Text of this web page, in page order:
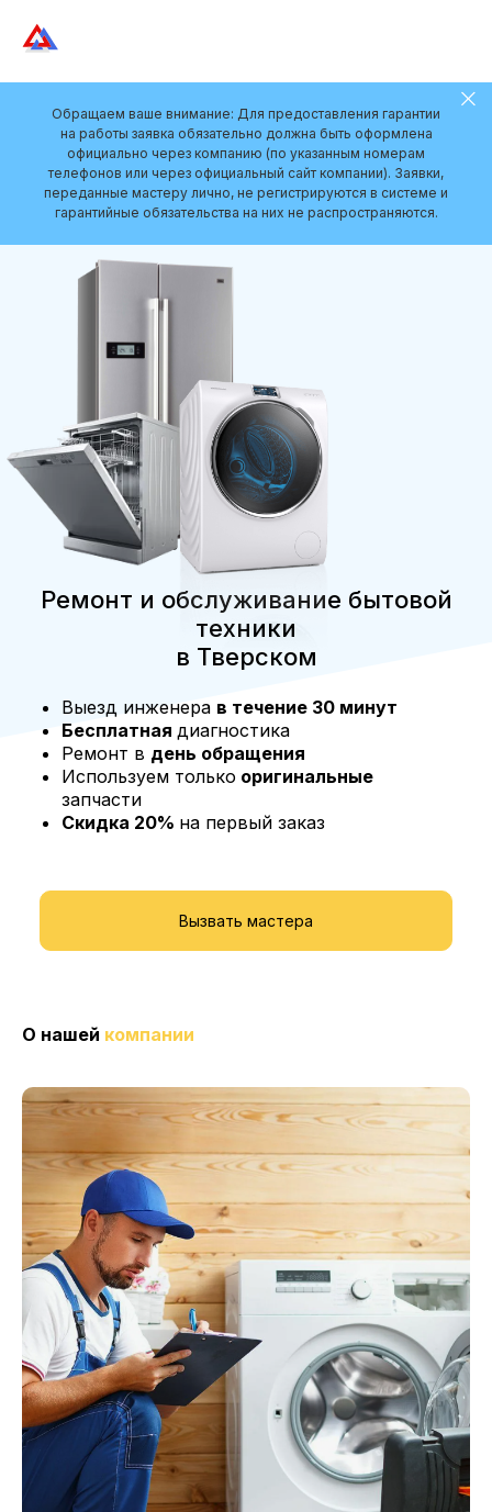
Обращаем ваше внимание: Для предоставления гарантии
на работы заявка обязательно должна быть оформлена
официально через компанию (по указанным номерам
телефонов или через официальный сайт компании). Заявки,
переданные мастеру лично, не регистрируются в системе и
гарантийные обязательства на них не распространяются.
Вызвать мастера
Ремонт и обслуживание бытовой
техники
в Тверском
Выезд инженера в течение 30 минут
Бесплатная диагностика
Ремонт в день обращения
Используем только оригинальные
запчасти
Скидка 20% на первый заказ
О нашей компании